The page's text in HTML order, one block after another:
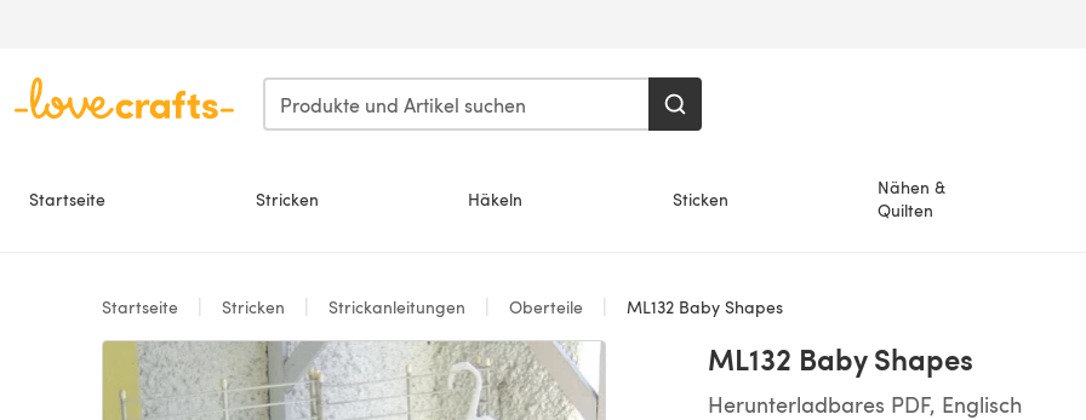
Startseite Stricken Häkeln Sticken
Nähen &
Quilten
Startseite Stricken Strickanleitungen Oberteile ML132 Baby Shapes
ML132 Baby Shapes
Herunterladbares PDF, Englisch